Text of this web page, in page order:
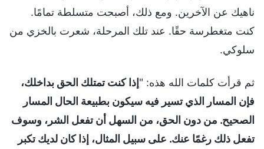
ناهيك عن الآخرين. ومع ذلك، أصبحت متسلطة تمامًا.
كنت متغطرسة حقًا. عند تلك المرحلة، شعرت بالخزي من
سلوكي.
ثم قرأت كلمات الله هذه: "إذا كنت تمتلك الحق بداخلك،
فإن المسار الذي تسير فيه سيكون بطبيعة الحال المسار
الصحيح. من دون الحق، من السهل أن تفعل الشر، وسوف
تفعل ذلك رغمًا عنك. على سبيل المثال، إذا كان لديك تكبر